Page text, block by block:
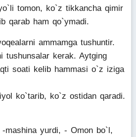
tomon, ko`z tikkancha qimir
qarab ham qo`ymadi.
ammamga tushuntir.
tushunsalar kerak. Aytging
soati kelib hammasi o`z iziga
ko`tarib, ko`z ostidan qaradi.
mashina yurdi, - Omon bo`l,